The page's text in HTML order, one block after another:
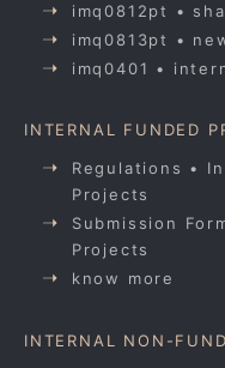
imq0812pt •
imq0813pt •
imq0401 •
INTERNAL FUNDED
Regulations •
Projects
Submission
Projects
know more
INTERNAL NON-